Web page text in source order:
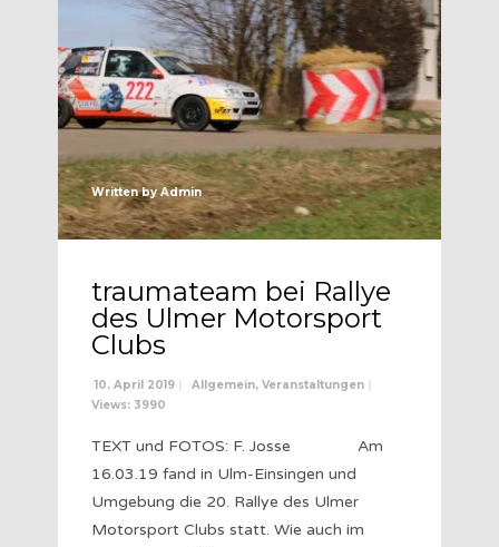
Written byAdmin
traumateam bei Rallye
des Ulmer Motorsport
Clubs
10. April 2019 Allgemein, Veranstaltungen
Views: 3990
TEXT und FOTOS: F. Josse Am
16.03.19 fand in Ulm-Einsingen und
Umgebung die 20. Rallye des Ulmer
Motorsport Clubs statt. Wie auch im